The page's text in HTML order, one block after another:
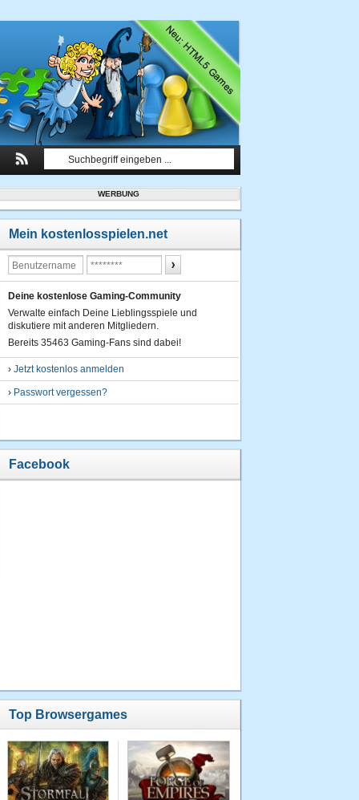
WERBUNG
Mein kostenlosspielen.net
Deine kostenlose Gaming-Community
Verwalte einfach Deine Lieblingsspiele und
diskutiere mit anderen Mitgliedern.
Bereits 35463 Gaming-Fans sind dabei!
› Jetzt kostenlos anmelden
› Passwort vergessen?
Facebook
Top Browsergames